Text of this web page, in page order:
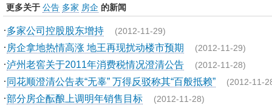
更多关于 公告 多家 房企 的新闻
·多家公司控股股东增持 (2012-11-29)
· 房企拿地热情高涨 地王再现扰动楼市预期 (2012-11-29)
·泸州老窖关于2011年消费税情况澄清公告 (2012-11-28)
·同花顺澄清公告表“无辜” 万得反驳称其“百般抵赖” (2012-11-
·部分房企酝酿上调明年销售目标 (2012-11-28)